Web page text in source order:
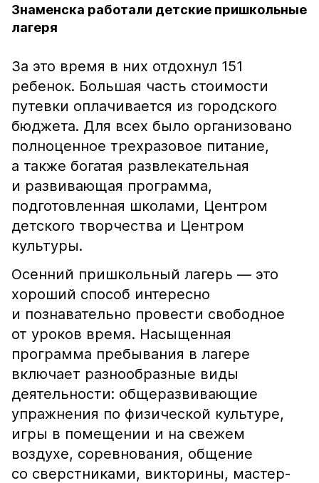
Знаменска работали детские пришкольные
лагеря
За это время в них отдохнул 151
ребенок. Большая часть стоимости
путевки оплачивается из городского
бюджета. Для всех было организовано
полноценное трехразовое питание,
а также богатая развлекательная
и развивающая программа,
подготовленная школами, Центром
детского творчества и Центром
культуры.
Осенний пришкольный лагерь — это
хороший способ интересно
и познавательно провести свободное
от уроков время. Насыщенная
программа пребывания в лагере
включает разнообразные виды
деятельности: общеразвивающие
упражнения по физической культуре,
игры в помещении и на свежем
воздухе, соревнования, общение
со сверстниками, викторины, мастер-